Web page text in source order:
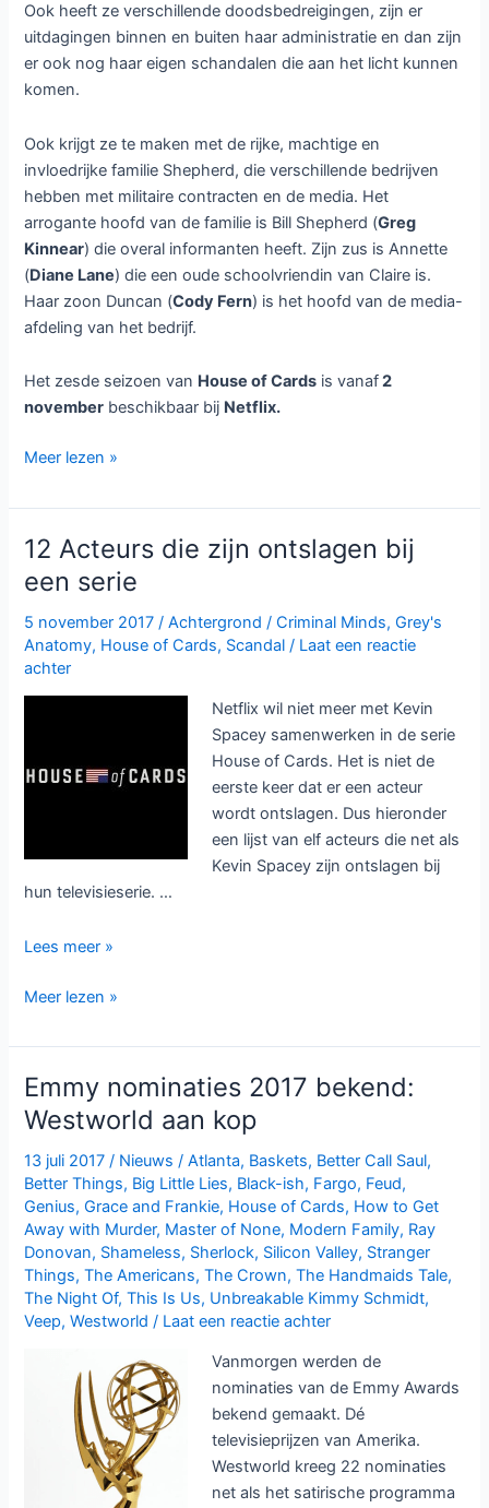
Ook heeft ze verschillende doodsbedreigingen, zijn er
uitdagingen binnen en buiten haar administratie en dan zijn
er ook nog haar eigen schandalen die aan het licht kunnen
komen.
Ook krijgt ze te maken met de rijke, machtige en
invloedrijke familie Shepherd, die verschillende bedrijven
hebben met militaire contracten en de media. Het
arrogante hoofd van de familie is Bill Shepherd (Greg
Kinnear) die overal informanten heeft. Zijn zus is Annette
(Diane Lane) die een oude schoolvriendin van Claire is.
Haar zoon Duncan (Cody Fern) is het hoofd van de media-
afdeling van het bedrijf.
Het zesde seizoen van House of Cards is vanaf2
november beschikbaar bij Netflix.
Zesde
laatste
seizoen
House
of
Cards
vanaf
2
november
Meer lezen »
12 Acteurs die zijn ontslagen bij
een serie
5 november 2017 /Achtergrond /Criminal Minds,Grey's
Anatomy, House of Cards, Scandal / Laat een reactie
achter
Netflix wil niet meer met Kevin
Spacey samenwerken in de serie
House of Cards. Het is niet de
eerste keer dat er een acteur
wordt ontslagen. Dus hieronder
een lijst van elf acteurs die net als
Kevin Spacey zijn ontslagen bij
hun televisieserie. …
12
die
ontslagen
bij
een
serie
Lees meer »
12
die
zijn
ontslagen
bij
een
serie
Meer lezen »
Emmy nominaties 2017 bekend:
Westworld aan kop
13 juli 2017/ Nieuws /Atlanta, Baskets, Better Call Saul,
Better Things, Big Little Lies, Black-ish, Fargo, Feud,
Genius,Grace and Frankie, House of Cards, How to Get
Away with Murder, Master of None, Modern Family, Ray
Donovan, Shameless, Sherlock, Silicon Valley, Stranger
Things,The Americans,The Crown,The Handmaids Tale,
The Night Of,This Is Us, Unbreakable Kimmy Schmidt,
Veep,Westworld / Laat een reactie achter
Vanmorgen werden de
nominaties van de Emmy Awards
bekend gemaakt. Dé
televisieprijzen van Amerika.
Westworld kreeg 22 nominaties
net als het satirische programma